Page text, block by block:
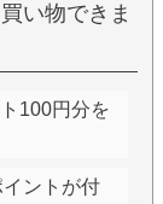
い物できま
100円分を
ントが付